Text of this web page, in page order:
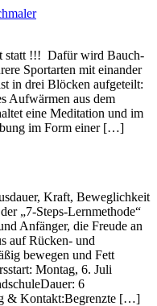
statt !!! Dafür wird Bauch-
Sportarten mit einander
in drei Blöcken aufgeteilt:
Aufwärmen aus dem
eine Meditation und im
im Form einer […]
Kraft, Beweglichkeit
„7-Steps-Lernmethode“
Anfänger, die Freude an
auf Rücken- und
bewegen und Fett
Montag, 6. Juli
6
& Kontakt:Begrenzte […]